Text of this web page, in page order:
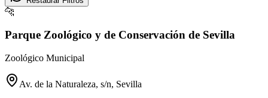
🐆
Parque Zoológico y de Conservación de Sevilla
Zoológico Municipal
Av. de la Naturaleza, s/n, Sevilla